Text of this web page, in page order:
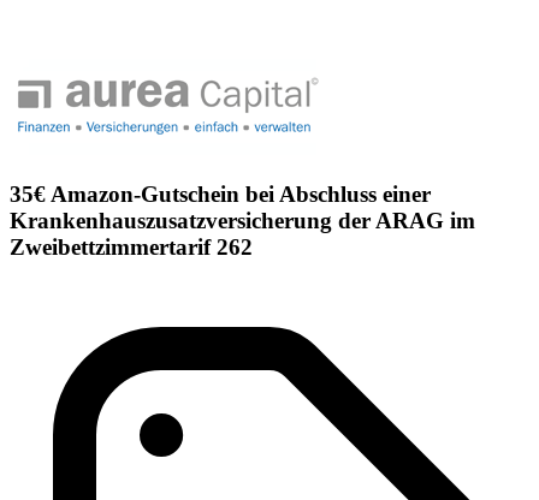
35€ Amazon-Gutschein bei Abschluss einer
Krankenhauszusatzversicherung der ARAG im
Zweibettzimmertarif 262